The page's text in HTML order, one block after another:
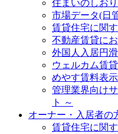
住まいのしおり
市場データ(日
賃貸住宅に関
不動産賃貸に
外国人入居円
ウェルカム賃貸
めやす賃料表示
管理業界向け
ト ～
オーナー・入居者の
賃貸住宅に関